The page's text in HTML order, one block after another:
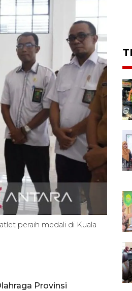
peraih medali di Kuala
Provinsi